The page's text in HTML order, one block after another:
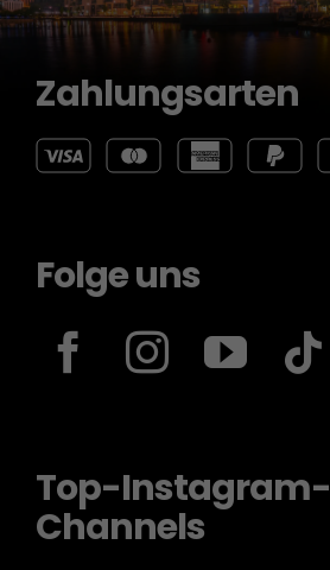
Zahlungsarten
Folge uns
Top-Instagram-
Channels